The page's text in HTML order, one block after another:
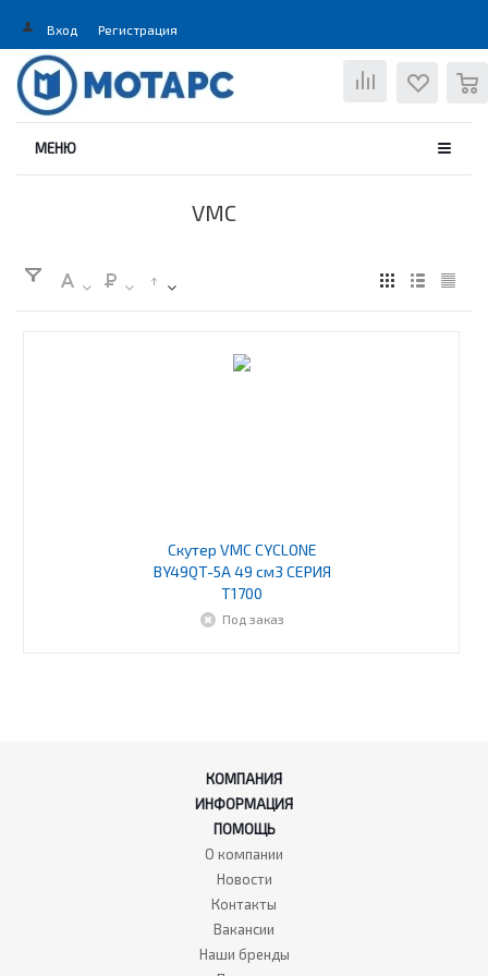
Вход Регистрация
МЕНЮ
VMC
Скутер VMC CYCLONE
BY49QT-5A 49 см3 СЕРИЯ
T1700
Под заказ
КОМПАНИЯ
ИНФОРМАЦИЯ
ПОМОЩЬ
О компании
Новости
Контакты
Вакансии
Наши бренды